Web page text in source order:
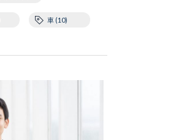
車 (10)